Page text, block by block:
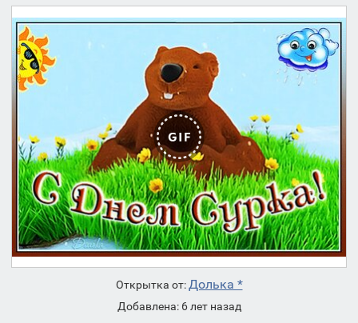
Открытка от:Долька *
Добавлена: 6 лет назад